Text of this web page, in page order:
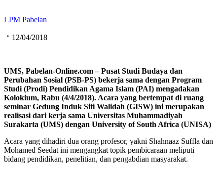
LPM Pabelan
12/04/2018
UMS, Pabelan-Online.com– Pusat Studi Budaya dan
Perubahan Sosial (PSB-PS) bekerja sama dengan Program
Studi (Prodi) Pendidikan Agama Islam (PAI) mengadakan
Kolokium, Rabu (4/4/2018). Acara yang bertempat di ruang
seminar Gedung Induk Siti Walidah (GISW) ini merupakan
realisasi dari kerja sama Universitas Muhammadiyah
Surakarta (UMS) dengan University of South Africa (UNISA)
Acara yang dihadiri dua orang profesor, yakni Shahnaaz Suffla dan
Mohamed Seedat ini mengangkat topik pembicaraan meliputi
bidang pendidikan, penelitian, dan pengabdian masyarakat.